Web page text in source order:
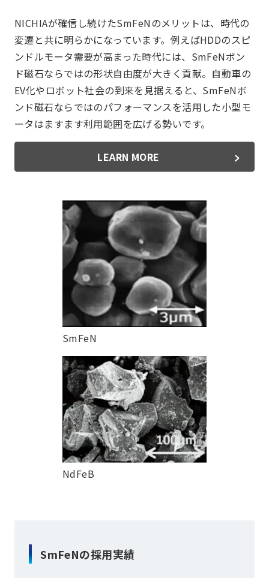
NICHIAが確信し続けたSmFeNのメリットは、時代の
変遷と共に明らかになっています。例えばHDDのスピ
ンドルモータ需要が高まった時代には、SmFeNボン
ド磁石ならではの形状自由度が大きく貢献。自動車の
EV化やロボット社会の到来を見据えると、SmFeNボ
ンド磁石ならではのパフォーマンスを活用した小型モ
ータはますます利用範囲を広げる勢いです。
LEARN MORE
SmFeN
NdFeB
SmFeNの採用実績